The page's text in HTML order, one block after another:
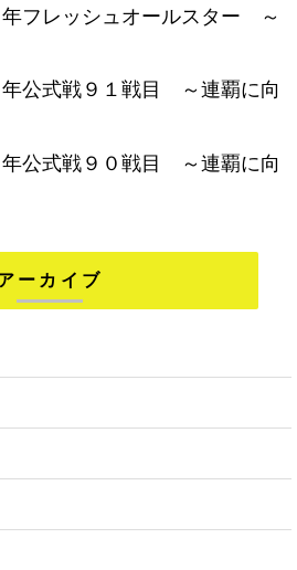
フレッシュオールスター ～
公式戦９１戦目 ～連覇に向
公式戦９０戦目 ～連覇に向
ーカイブ